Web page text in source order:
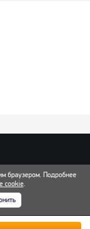
браузером. Подробнее
cookie.